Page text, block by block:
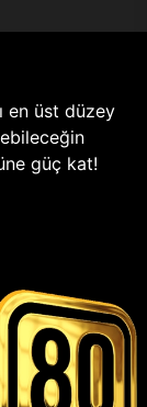
en üst düzey
güç kat!